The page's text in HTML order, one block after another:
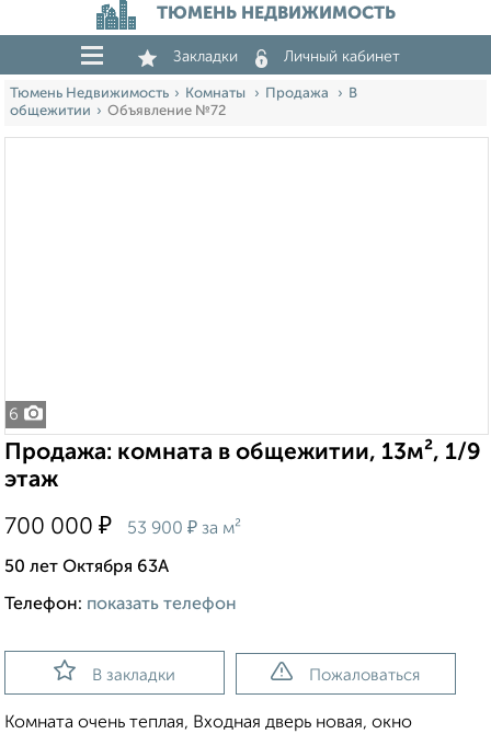
ТЮМЕНЬ НЕДВИЖИМОСТЬ
Закладки Личный кабинет
Тюмень Недвижимость Комнаты Продажа
В
общежитии
Объявление №72
6
Продажа: комната в общежитии, 13м², 1/9
этаж
700 000 ₽ 53 900 ₽ за м²
50 лет Октября 63А
Телефон: показать телефон
В закладки Пожаловаться
Комната очень теплая, Входная дверь новая, окно